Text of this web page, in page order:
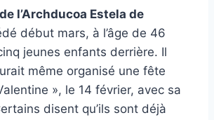
l’Archducoa Estela de
début mars, à l’âge de 46
jeunes enfants derrière. Il
même organisé une fête
», le 14 février, avec sa
disent qu’ils sont déjà